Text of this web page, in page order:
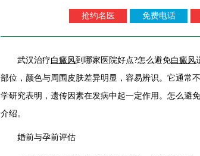
抢约名医 免费电话
武汉治疗白癜风到哪家医院好点?怎么避免白癜风
部位，颜色与周围皮肤差异明显，容易辨识。它通常
学研究表明，遗传因素在发病中起一定作用。怎么避
介绍。
婚前与孕前评估